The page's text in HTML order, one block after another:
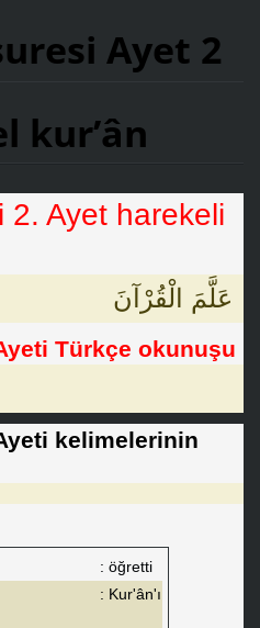
Ayet 2
kur’ân
2. Ayet harekeli
عَلَّمَ الْقُرْآنَ
Türkçe okunuşu
kelimelerinin
: öğretti
: Kur'ân'ı